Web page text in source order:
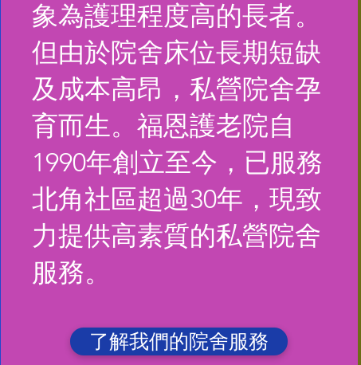
象為護理程度高的長者。
但由於院舍床位長期短缺
及成本高昂，私營院舍孕
育而生。福恩護老院自
1990年創立至今，已服務
北角社區超過30年，現致
力提供高素質的私營院舍
服務。
了解我們的院舍服務